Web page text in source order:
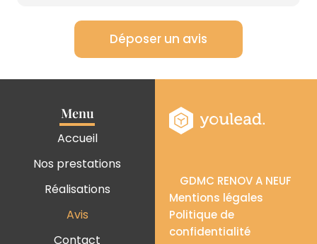
Déposer un avis
Menu
Accueil
Nos prestations
Réalisations
Avis
Contact
GDMC RENOV A NEUF
Mentions légales
Politique de
confidentialité